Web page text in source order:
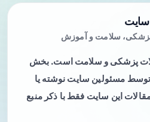
پزشکی، سلامت و آموزش
پزشکی و سلامت است. بخش
توسط مسئولین سایت نوشته یا
این سایت فقط با ذکر منبع